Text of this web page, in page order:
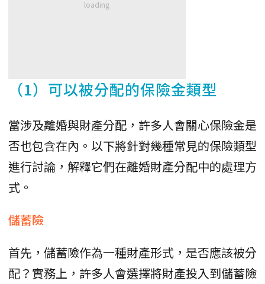
（1）可以被分配的保險金類型
當涉及離婚與財產分配，許多人會關心保險金是
否也包含在內。以下將針對幾種常見的保險類型
進行討論，解釋它們在離婚財產分配中的處理方
式。
儲蓄險
首先，儲蓄險作為一種財產形式，是否應該被分
配？實務上，許多人會選擇將財產投入到儲蓄險